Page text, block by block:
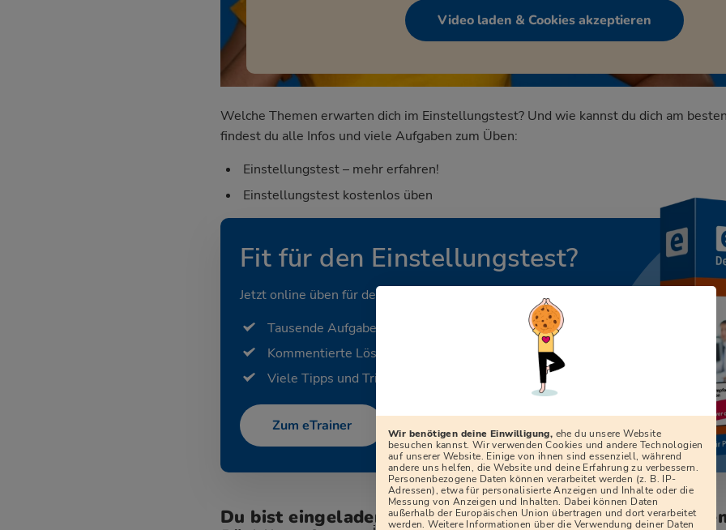
Video laden & Cookies akzeptieren
Welche Themen erwarten dich im Einstellungstest? Und wie kannst du dich am
findest du alle Infos und viele Aufgaben zum Üben:
Einstellungstest – mehr erfahren!
Einstellungstest kostenlos üben
Fit für den Einstellungstest?
Jetzt online üben für deinen Beruf.
Tausende Aufgaben
Kommentierte Lösungen
Viele Tipps und Tricks
Zum eTrainer
Du bist eingeladen zum Vorstellungsgespräch bei der
Wir benötigen deine Einwilligung, ehe du unsere Website
besuchen kannst. Wir verwenden Cookies und andere Technologien
auf unserer Website. Einige von ihnen sind essenziell, während
andere uns helfen, die Website und deine Erfahrung zu verbessern.
Personenbezogene Daten können verarbeitet werden (z. B. IP-
Adressen), etwa für personalisierte Anzeigen und Inhalte oder die
Messung von Anzeigen und Inhalten. Dabei können Daten
außerhalb der Europäischen Union übertragen und dort verarbeitet
werden. Weitere Informationen über die Verwendung deiner Daten